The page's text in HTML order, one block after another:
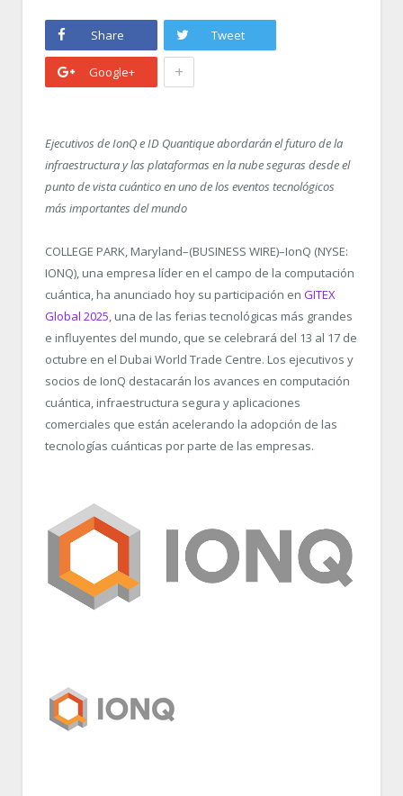
Share Tweet
Google+ +
Ejecutivos de IonQ e ID Quantique abordarán el futuro de la
infraestructura y las plataformas en la nube seguras desde el
punto de vista cuántico en uno de los eventos tecnológicos
más importantes del mundo
COLLEGE PARK, Maryland–(BUSINESS WIRE)–IonQ (NYSE:
IONQ), una empresa líder en el campo de la computación
cuántica, ha anunciado hoy su participación en GITEX
Global 2025, una de las ferias tecnológicas más grandes
e influyentes del mundo, que se celebrará del 13 al 17 de
octubre en el Dubai World Trade Centre. Los ejecutivos y
socios de IonQ destacarán los avances en computación
cuántica, infraestructura segura y aplicaciones
comerciales que están acelerando la adopción de las
tecnologías cuánticas por parte de las empresas.